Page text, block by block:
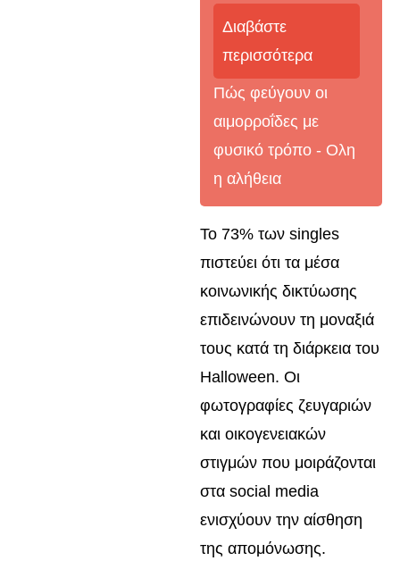
Διαβάστε
περισσότερα
Πώς φεύγουν οι
αιμορροΐδες με
φυσικό τρόπο - Oλη
η αλήθεια
Το 73% των singles
πιστεύει ότι τα μέσα
κοινωνικής δικτύωσης
επιδεινώνουν τη μοναξιά
τους κατά τη διάρκεια του
Halloween. Οι
φωτογραφίες ζευγαριών
και οικογενειακών
στιγμών που μοιράζονται
στα social media
ενισχύουν την αίσθηση
της απομόνωσης.